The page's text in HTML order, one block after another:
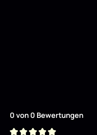
0 von 0 Bewertungen